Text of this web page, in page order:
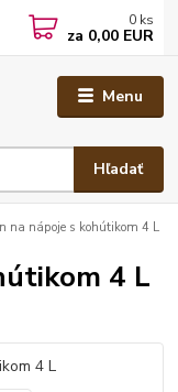
Menu
Hľadať
0 ks
za 0,00 EUR
na nápoje s kohútikom 4 L
4 L